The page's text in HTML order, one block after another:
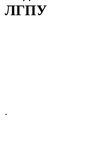
ЛГПУ
.